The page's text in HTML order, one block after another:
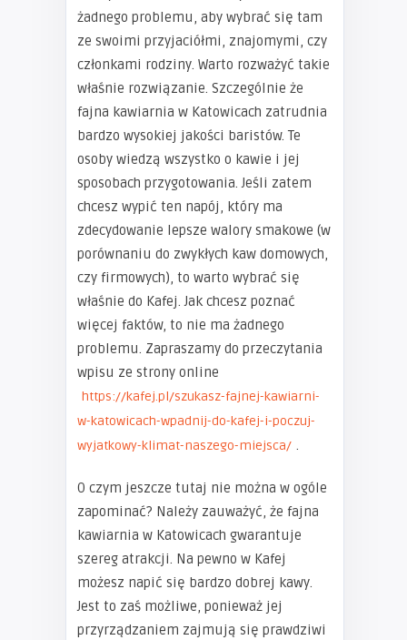
żadnego problemu, aby wybrać się tam
ze swoimi przyjaciółmi, znajomymi, czy
członkami rodziny. Warto rozważyć takie
właśnie rozwiązanie. Szczególnie że
fajna kawiarnia w Katowicach zatrudnia
bardzo wysokiej jakości baristów. Te
osoby wiedzą wszystko o kawie i jej
sposobach przygotowania. Jeśli zatem
chcesz wypić ten napój, który ma
zdecydowanie lepsze walory smakowe (w
porównaniu do zwykłych kaw domowych,
czy firmowych), to warto wybrać się
właśnie do Kafej. Jak chcesz poznać
więcej faktów, to nie ma żadnego
problemu. Zapraszamy do przeczytania
wpisu ze strony online
https://kafej.pl/szukasz-fajnej-kawiarni-
w-katowicach-wpadnij-do-kafej-i-poczuj-
wyjatkowy-klimat-naszego-miejsca/ .
O czym jeszcze tutaj nie można w ogóle
zapominać? Należy zauważyć, że fajna
kawiarnia w Katowicach gwarantuje
szereg atrakcji. Na pewno w Kafej
możesz napić się bardzo dobrej kawy.
Jest to zaś możliwe, ponieważ jej
przyrządzaniem zajmują się prawdziwi